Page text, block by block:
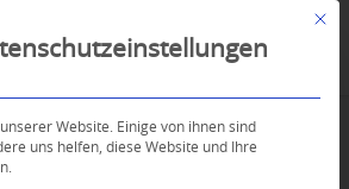
Mit
Website. Einige von ihnen sind
uns helfen, diese Website und Ihre